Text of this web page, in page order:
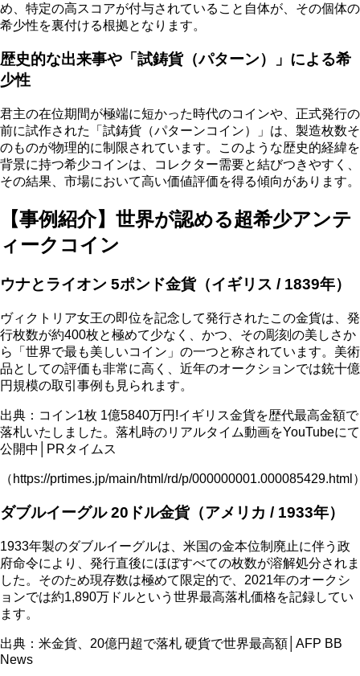
め、特定の高スコアが付与されていること自体が、その個体の
希少性を裏付ける根拠となります。
歴史的な出来事や「試鋳貨（パターン）」による希
少性
君主の在位期間が極端に短かった時代のコインや、正式発行の
前に試作された「試鋳貨（パターンコイン）」は、製造枚数そ
のものが物理的に制限されています。このような歴史的経緯を
背景に持つ希少コインは、コレクター需要と結びつきやすく、
その結果、市場において高い価値評価を得る傾向があります。
【事例紹介】世界が認める超希少アンテ
ィークコイン
ウナとライオン 5ポンド金貨（イギリス / 1839年）
ヴィクトリア女王の即位を記念して発行されたこの金貨は、発
行枚数が約400枚と極めて少なく、かつ、その彫刻の美しさか
ら「世界で最も美しいコイン」の一つと称されています。美術
品としての評価も非常に高く、近年のオークションでは銃十億
円規模の取引事例も見られます。
出典：コイン1枚 1億5840万円!イギリス金貨を歴代最高金額で
落札いたしました。落札時のリアルタイム動画をYouTubeにて
公開中│PRタイムス
（https://prtimes.jp/main/html/rd/p/000000001.000085429.html
ダブルイーグル 20ドル金貨（アメリカ / 1933年）
1933年製のダブルイーグルは、米国の金本位制廃止に伴う政
府命令により、発行直後にほぼすべての枚数が溶解処分されま
した。そのため現存数は極めて限定的で、2021年のオークシ
ョンでは約1,890万ドルという世界最高落札価格を記録してい
ます。
出典：米金貨、20億円超で落札 硬貨で世界最高額│AFP BB
News